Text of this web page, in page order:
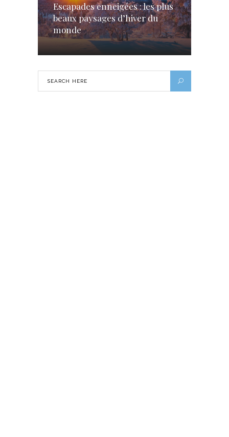
Escapades enneigées : les plus
beaux paysages d’hiver du
monde